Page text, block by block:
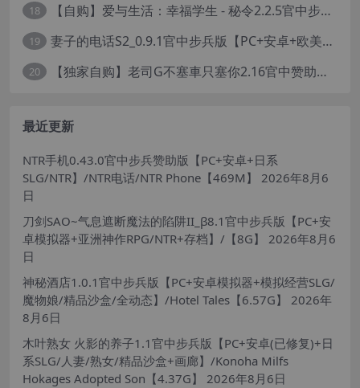
18 【自购】爱与生活：幸福学生 - 秘令2.2.5官中步兵版【PC+安卓模拟器+日系养成SLG+全CG存档】/Love n Life: Happy Student【7.5G】
19 妻子的电话S2_0.9.1官中步兵版【PC+安卓+欧美真人SLG/NTR】/A Wife’s Phone S2【18.1G】
20 【独家自购】老司G不塞車只塞你2.16官中赞助版【PC+安卓模拟器+神作SLG/步兵+全CG存档】/Ride Me, Taxi Driver【3.76G】【会员专享】
最近更新
NTR手机0.43.0官中步兵赞助版【PC+安卓+日系
SLG/NTR】/NTR电话/NTR Phone【469M】
2026年8月6
日
刀剑SAO~气息遮断魔法的陷阱II_β8.1官中步兵版【PC+安
卓模拟器+亚洲神作RPG/NTR+存档】/【8G】
2026年8月6
日
神秘酒店1.0.1官中步兵版【PC+安卓模拟器+模拟经营SLG/
魔物娘/精品沙盒/全动态】/Hotel Tales【6.57G】
2026年
8月6日
木叶熟女 火影的养子1.1官中步兵版【PC+安卓(已修复)+日
系SLG/人妻/熟女/精品沙盒+画廊】/Konoha Milfs
Hokages Adopted Son【4.37G】
2026年8月6日